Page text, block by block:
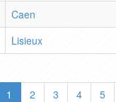
Caen
Lisieux
1 2 3 4 5